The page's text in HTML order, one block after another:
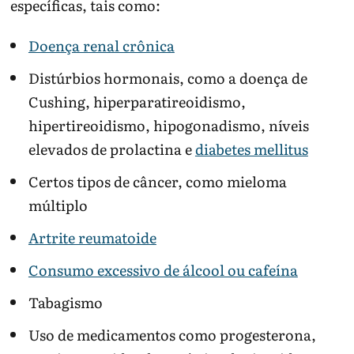
específicas, tais como:
Doença renal crônica
Distúrbios hormonais, como a doença de
Cushing, hiperparatireoidismo,
hipertireoidismo, hipogonadismo, níveis
elevados de prolactina ediabetes mellitus
Certos tipos de câncer, como mieloma
múltiplo
Artrite reumatoide
Consumo excessivo de álcool ou cafeína
Tabagismo
Uso de medicamentos como progesterona,